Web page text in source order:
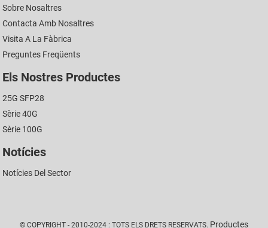
Sobre Nosaltres
Contacta Amb Nosaltres
Visita A La Fàbrica
Preguntes Freqüents
Els Nostres Productes
25G SFP28
Sèrie 40G
Sèrie 100G
Notícies
Notícies Del Sector
© COPYRIGHT - 2010-2024 : TOTS ELS DRETS RESERVATS. Productes